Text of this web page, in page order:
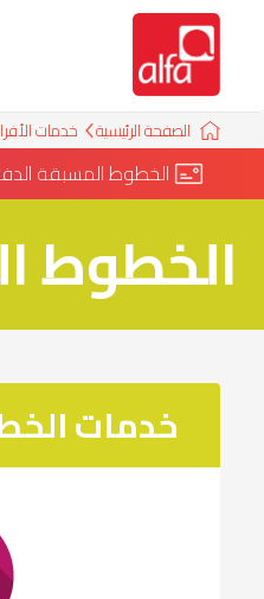
الصفحة الرئيسية خدمات
الخطوط المسبقة
الخطوط
خدمات